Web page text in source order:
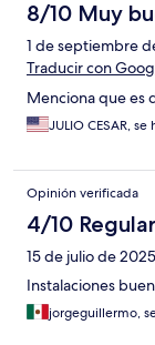
8/10 Muy
1 de septiembre
Traducir con
Menciona que es
JULIO CESAR,
Opinión verificada
4/10 Regular
15 de julio de 2025
Instalaciones
jorgeguillermo,